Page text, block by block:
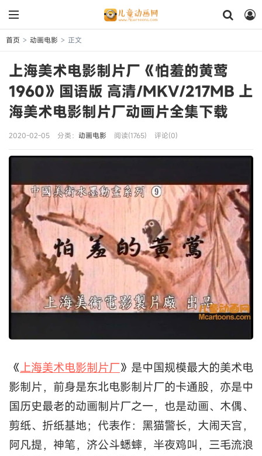
首页 > 动画电影 > 正文
上海美术电影制片厂《怕羞的黄莺
1960》国语版 高清/MKV/217MB 上
海美术电影制片厂动画片全集下载
2020-02-05 分类： 动画电影 阅读(1765) 评论(0)
《上海美术电影制片厂》是中国规模最大的美术电
影制片，前身是东北电影制片厂的卡通股，亦是中
国历史最老的动画制片厂之一，也是动画、木偶、
剪纸、折纸基地；代表作：黑猫警长，大闹天宫，
阿凡提，神笔，济公斗蟋蟀，半夜鸡叫，三毛流浪